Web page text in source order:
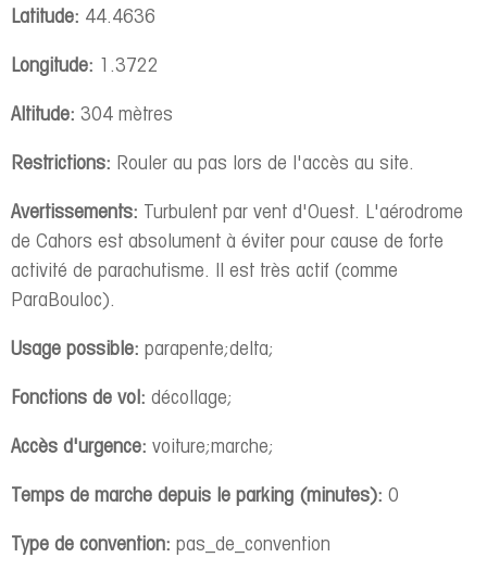
Latitude: 44.4636
Longitude: 1.3722
Altitude: 304 mètres
Restrictions: Rouler au pas lors de l'accès au site.
Avertissements: Turbulent par vent d'Ouest. L'aérodrome
de Cahors est absolument à éviter pour cause de forte
activité de parachutisme. Il est très actif (comme
ParaBouloc).
Usage possible: parapente;delta;
Fonctions de vol: décollage;
Accès d'urgence: voiture;marche;
Temps de marche depuis le parking (minutes): 0
Type de convention: pas_de_convention